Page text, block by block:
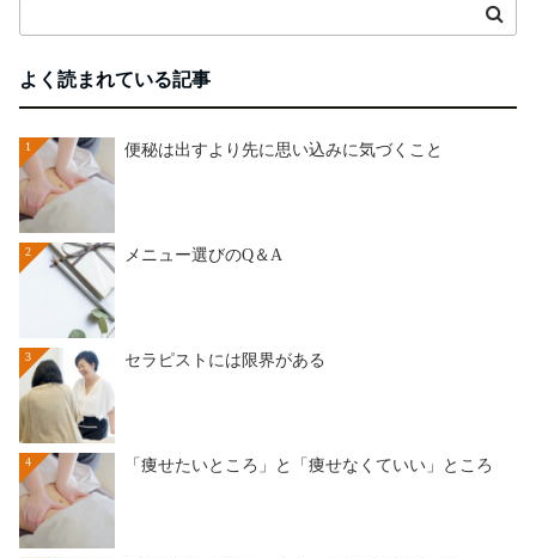
よく読まれている記事
1 便秘は出すより先に思い込みに気づくこと
2 メニュー選びのQ＆A
3 セラピストには限界がある
4 「痩せたいところ」と「痩せなくていい」ところ